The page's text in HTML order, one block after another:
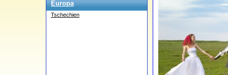
Europa
Tschechien